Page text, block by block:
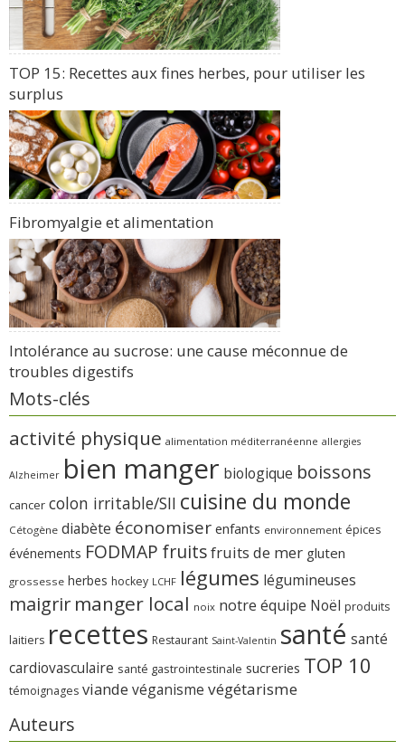
TOP 15: Recettes aux fines herbes, pour utiliser les
surplus
Fibromyalgie et alimentation
Intolérance au sucrose: une cause méconnue de
troubles digestifs
Mots-clés
activité physique alimentation méditerranéenne allergies
Alzheimer bien manger biologique boissons
cancer colon irritable/SII cuisine du monde
Cétogène diabète économiser enfants environnement épices
événements FODMAP fruitsfruits de mer gluten
grossesse herbes hockey LCHF légumes légumineuses
maigrir manger local noix notre équipe Noël produits
laitiers recettes Restaurant Saint-Valentin santé santé
cardiovasculaire santé gastrointestinale sucreries TOP 10
témoignages viande véganisme végétarisme
Auteurs